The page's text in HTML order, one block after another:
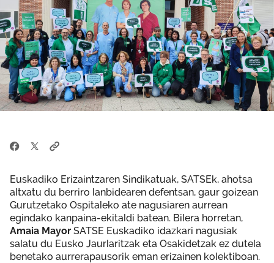
Euskadiko Erizaintzaren Sindikatuak, SATSEk, ahotsa
altxatu du berriro lanbidearen defentsan, gaur goizean
Gurutzetako Ospitaleko ate nagusiaren aurrean
egindako kanpaina-ekitaldi batean. Bilera horretan,
Amaia Mayor SATSE Euskadiko idazkari nagusiak
salatu du Eusko Jaurlaritzak eta Osakidetzak ez dutela
benetako aurrerapausorik eman erizainen kolektiboan.